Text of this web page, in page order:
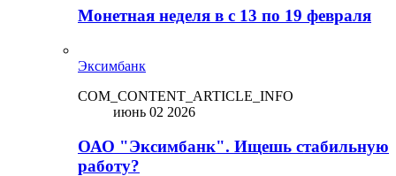
Монетная неделя в с 13 по 19 февраля
Эксимбанк
COM_CONTENT_ARTICLE_INFO
июнь 02 2026
ОАО "Эксимбанк". Ищешь стабильную
работу?